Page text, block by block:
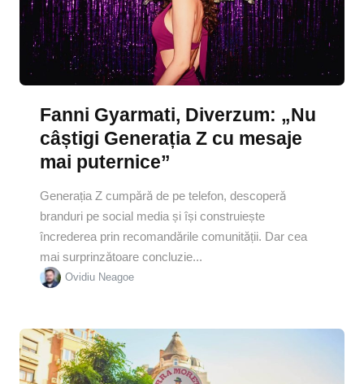
Fanni Gyarmati, Diverzum: „Nu
câștigi Generația Z cu mesaje
mai puternice”
Generația Z cumpără de pe telefon, descoperă
branduri pe social media și își construiește
încrederea prin recomandările comunității. Dar cea
mai surprinzătoare concluzie...
Ovidiu Neagoe